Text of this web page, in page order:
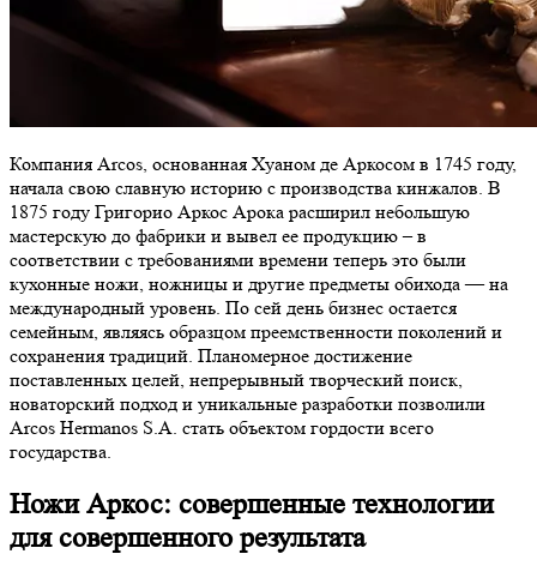
Компания Arcos, основанная Хуаном де Аркосом в 1745 году,
начала свою славную историю с производства кинжалов. В
1875 году Григорио Аркос Арока расширил небольшую
мастерскую до фабрики и вывел ее продукцию – в
соответствии с требованиями времени теперь это были
кухонные ножи, ножницы и другие предметы обихода — на
международный уровень. По сей день бизнес остается
семейным, являясь образцом преемственности поколений и
сохранения традиций. Планомерное достижение
поставленных целей, непрерывный творческий поиск,
новаторский подход и уникальные разработки позволили
Arcos Hermanos S.A. стать объектом гордости всего
государства.
Ножи Аркос: совершенные технологии
для совершенного результата